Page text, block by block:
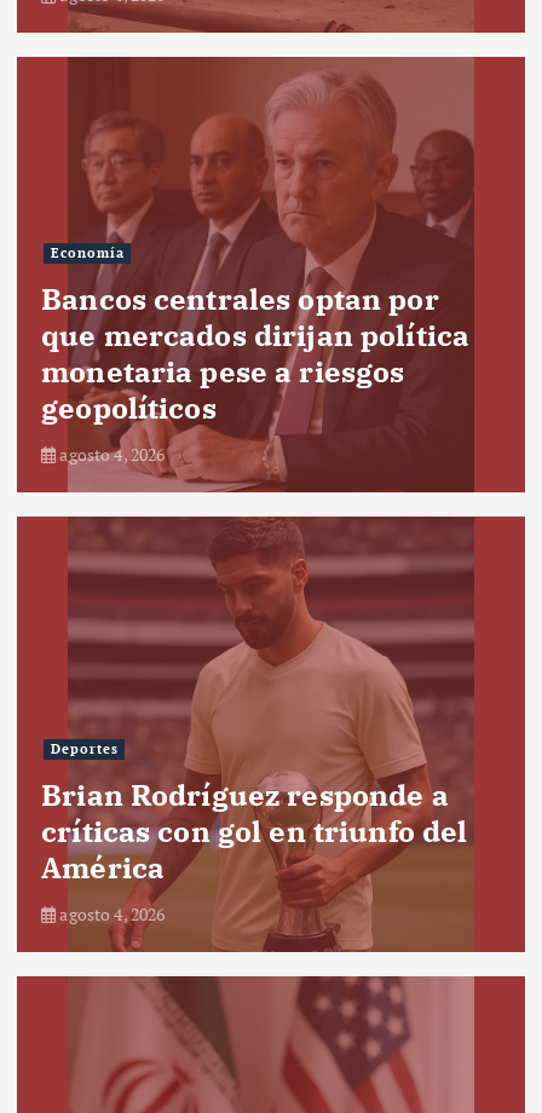
Economía
Bancos centrales optan por
que mercados dirijan política
monetaria pese a riesgos
geopolíticos
agosto 4, 2026
Deportes
Brian Rodríguez responde a
críticas con gol en triunfo del
América
agosto 4, 2026